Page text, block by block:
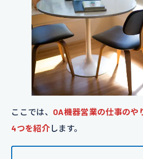
ここでは、 OA機器営業の仕事のや
4つを紹介 します。